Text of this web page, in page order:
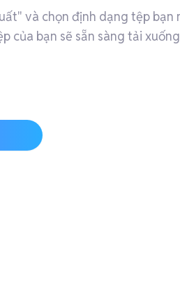
và chọn định dạng tệp bạn
của bạn sẽ sẵn sàng tải